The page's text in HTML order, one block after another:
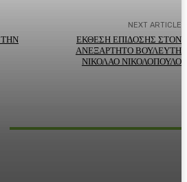
ΤΗΝ
NEXT ARTICLE
ΕΚΘΕΣΗ ΕΠΙΔΟΣΗΣ ΣΤΟΝ
ΑΝΕΞΑΡΤΗΤΟ ΒΟΥΛΕΥΤΗ
ΝΙΚΟΛΑΟ ΝΙΚΟΛΟΠΟΥΛΟ